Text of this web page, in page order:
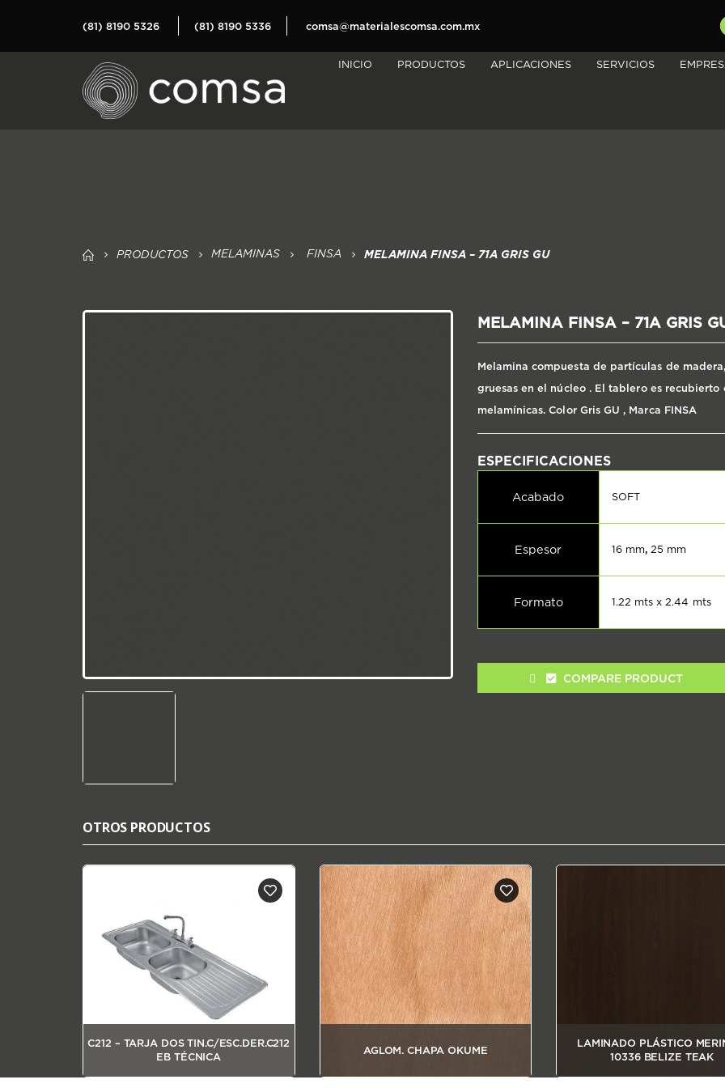
(81) 8190 5326 (81) 8190 5336 comsa@materialescomsa.com.mx
INICIO PRODUCTOS APLICACIONES SERVICIOS
PRODUCTOS MELAMINAS FINSA MELAMINA FINSA – 71A GRIS GU
MELAMINA FINSA – 71A GRIS
Melamina compuesta de partículas de
gruesas en el núcleo . El tablero es
melamínicas. Color Gris GU , Marca FINSA
Acabado SOFT
Espesor 16 mm, 25 mm
Formato 1.22 mts x 2.44 mts
COMPARE PRODUCT
OTROS PRODUCTOS
C212 – TARJA DOS TIN.C/ESC.DER.C212
EB TÉCNICA
AGLOM. CHAPA OKUME
LAMINADO PLÁSTICO
10336 BELIZE TEAK